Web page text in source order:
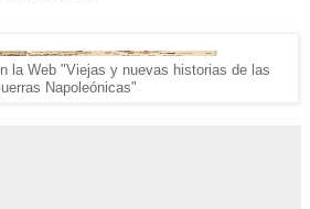
la Web "Viejas y nuevas historias de las
Napoleónicas"